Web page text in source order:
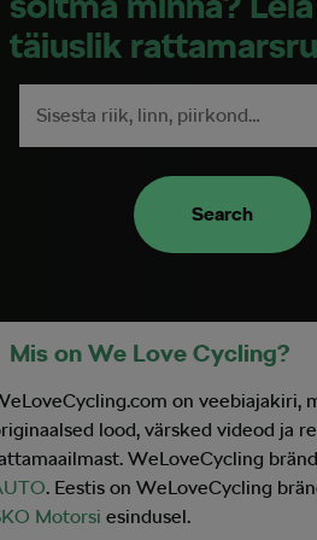
täiuslik
Search
Mis on We Love Cycling?
on veebiajakiri,
lood, värsked videod ja
WeLoveCycling
. Eestis on WeLoveCycling
Motorsi esindusel.